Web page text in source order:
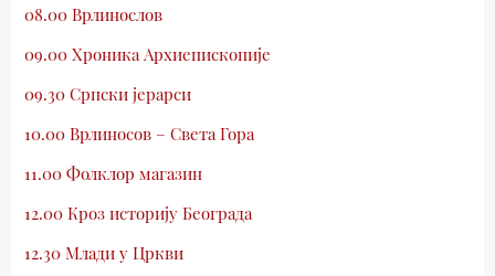
08.00 Врлинослов
09.00 Хроника Архиепископије
09.30 Српски јерарси
10.00 Врлиносов – Света Гора
11.00 Фолклор магазин
12.00 Кроз историју Београда
12.30 Млади у Цркви